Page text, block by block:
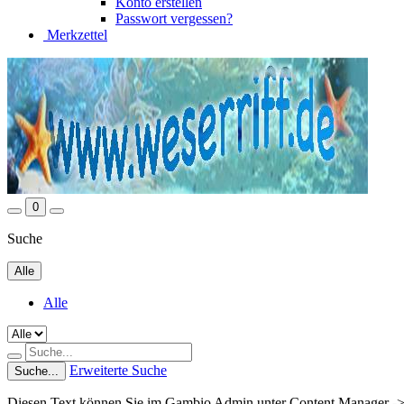
Passwort vergessen?
Merkzettel
0
Suche
Alle
Alle
Suche... Erweiterte Suche